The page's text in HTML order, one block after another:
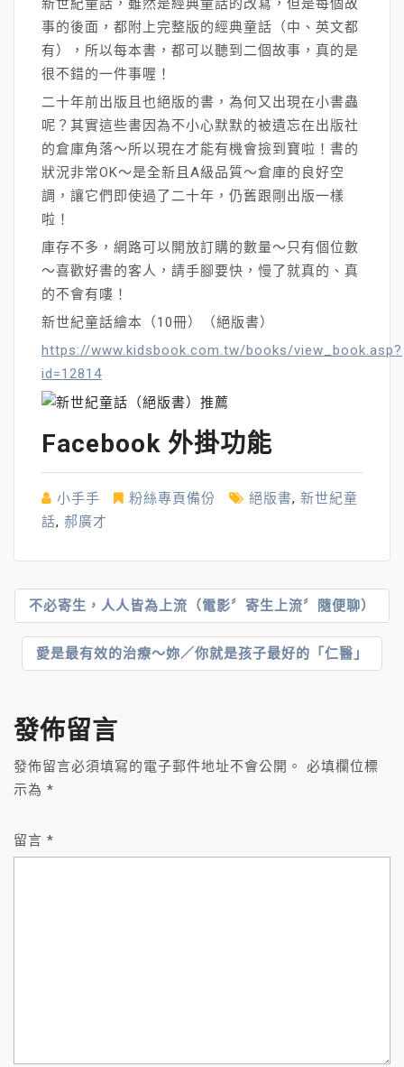
事的後面，都附上完整版的經典童話（中、英文都
有），所以每本書，都可以聽到二個故事，真的是
很不錯的一件事喔！
二十年前出版且也絕版的書，為何又出現在小書蟲
呢？其實這些書因為不小心默默的被遺忘在出版社
的倉庫角落～所以現在才能有機會撿到寶啦！書的
狀況非常OK～是全新且A級品質～倉庫的良好空
調，讓它們即使過了二十年，仍舊跟剛出版一樣
啦！
庫存不多，網路可以開放訂購的數量～只有個位數
～喜歡好書的客人，請手腳要快，慢了就真的、真
的不會有嘍！
新世紀童話繪本（10冊）（絕版書）
https://www.kidsbook.com.tw/books/view_book.asp?
id=12814
Facebook 外掛功能
小手手 粉絲專頁備份 絕版書, 新世紀童
話, 郝廣才
文
章
導
覽
不必寄生，人人皆為上流（電影〞寄生上流〞隨便聊）
愛是最有效的治療～妳／你就是孩子最好的「仁醫」
發佈留言
發佈留言必須填寫的電子郵件地址不會公開。
必填欄位標
示為 *
留言 *